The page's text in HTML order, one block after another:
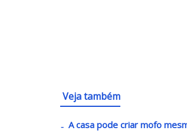
Veja também
A casa pode criar mofo